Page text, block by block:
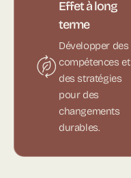
Effet à long
terme
Développer des
compétences et
des stratégies
pour des
changements
durables.